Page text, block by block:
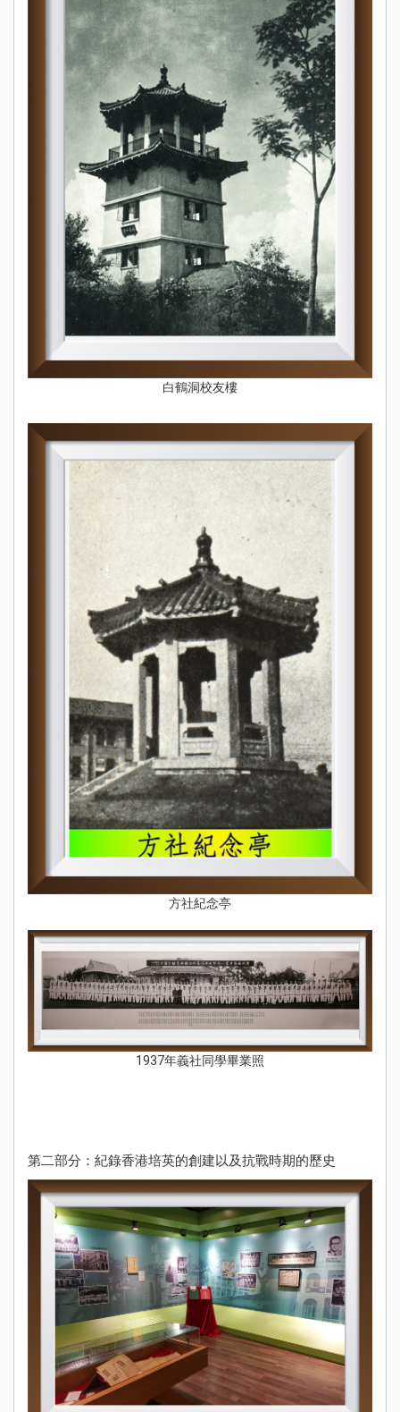
白鶴洞校友樓
方社紀念亭
1937年義社同學畢業照
第二部分：紀錄香港培英的創建以及抗戰時期的歷史